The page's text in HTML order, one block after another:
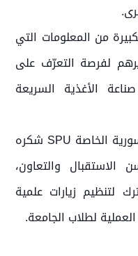
من المعلومات التي
لفرصة التعرّف على
الأغذية السريعة
وفي الختام قدّم وفد الجامعة السورية الخاصة SPU شكره
والتعاون،
لتنظيم زيارات علمية
لطلاب الجامعة.